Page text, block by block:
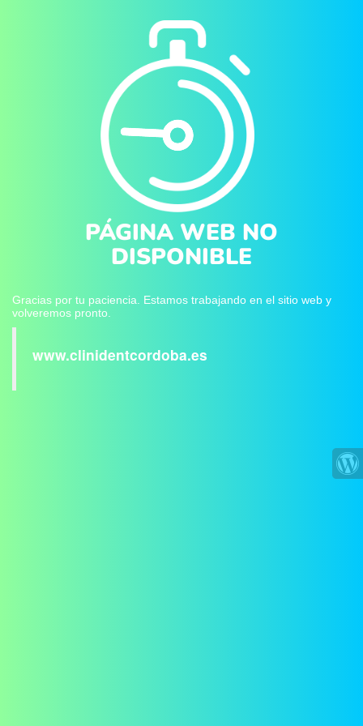
PÁGINA WEB NO
DISPONIBLE
Gracias por tu paciencia. Estamos trabajando en el sitio web y
volveremos pronto.
www.clinidentcordoba.es